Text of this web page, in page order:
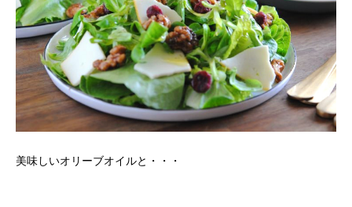
美味しいオリーブオイルと・・・